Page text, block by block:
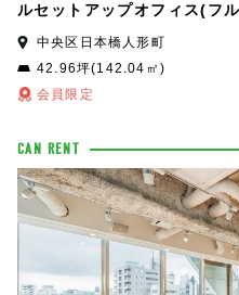
ルセットアップオフィス(フ
中央区日本橋人形町
42.96坪(142.04㎡)
会員限定
CAN RENT